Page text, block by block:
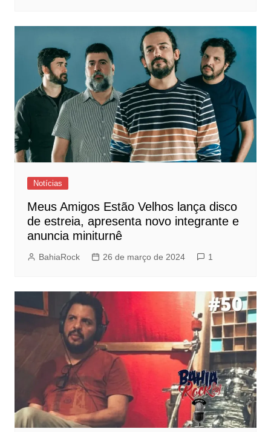
Notícias
Meus Amigos Estão Velhos lança disco
de estreia, apresenta novo integrante e
anuncia miniturnê
BahiaRock 26 de março de 2024 1